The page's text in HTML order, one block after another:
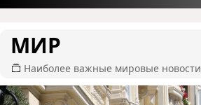
МИР
Наиболее важные мировые новости